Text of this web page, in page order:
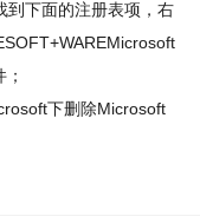
到下面的注册表项，右
下删除Microsoft